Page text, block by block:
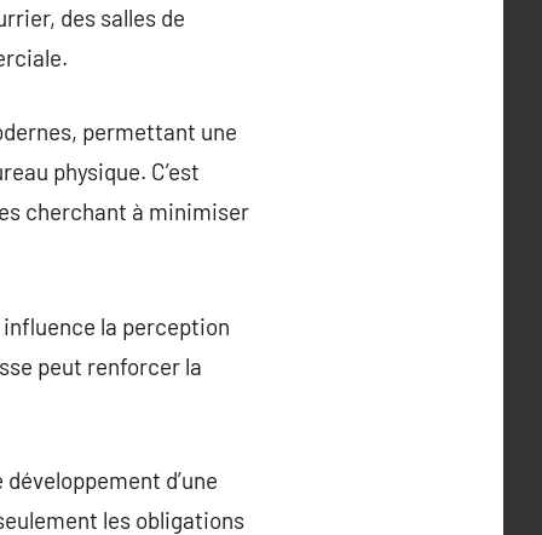
des salles de
permettant une
physique. C’est
cherchant à minimiser
la perception
peut renforcer la
d’une
les obligations